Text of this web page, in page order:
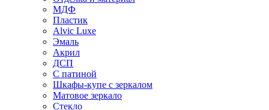
МДФ
Пластик
Alvic Luxe
Эмаль
Акрил
ДСП
С патиной
Шкафы-купе с зеркалом
Матовое зеркало
Стекло